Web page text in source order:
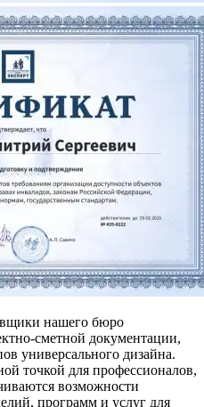
нашего бюро
сметной документации,
универсального дизайна.
точкой для профессионалов,
возможности
программ и услуг для